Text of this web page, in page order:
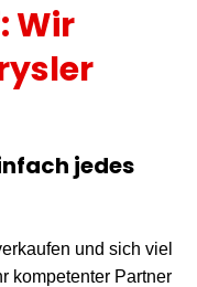
Wir
jedes
und sich viel
kompetenter Partner